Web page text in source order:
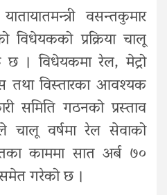
वसन्तकुमार
विधेयकको प्रक्रिया चालू
। विधेयकमा रेल, मेट्रो
तथा विस्तारका आवश्यक
समिति गठनको प्रस्ताव
चालू वर्षमा रेल सेवाको
काममा सात अर्ब ७०
गरेको छ ।